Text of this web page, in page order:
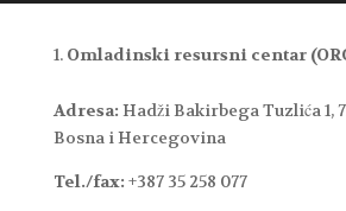
Omladinski resursni centar
Adresa: Hadži Bakirbega Tuzlića 1,
Bosna i Hercegovina
Tel./fax: +387 35 258 077